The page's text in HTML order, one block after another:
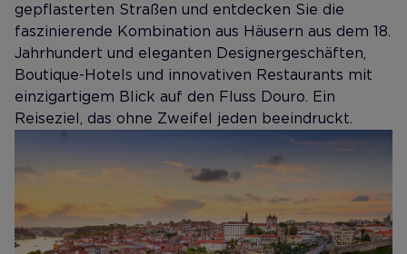
gepflasterten Straßen und entdecken Sie die
faszinierende Kombination aus Häusern aus dem 18.
Jahrhundert und eleganten Designergeschäften,
Boutique-Hotels und innovativen Restaurants mit
einzigartigem Blick auf den Fluss Douro. Ein
Reiseziel, das ohne Zweifel jeden beeindruckt.